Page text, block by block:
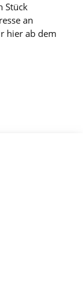
Stück
an
hier ab dem